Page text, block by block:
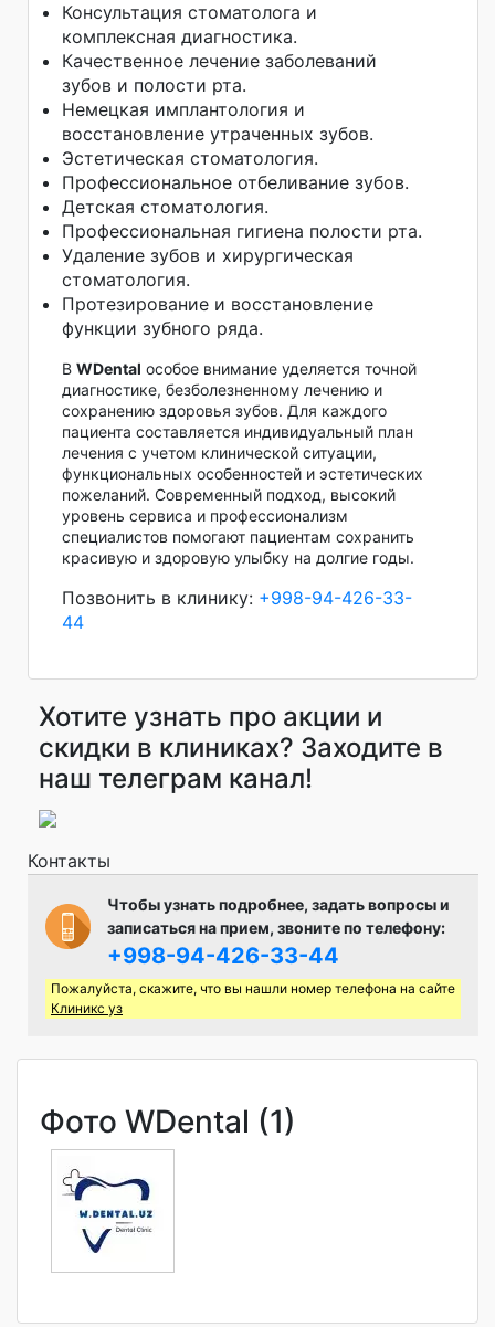
Консультация стоматолога и
комплексная диагностика.
Качественное лечение заболеваний
зубов и полости рта.
Немецкая имплантология и
восстановление утраченных зубов.
Эстетическая стоматология.
Профессиональное отбеливание зубов.
Детская стоматология.
Профессиональная гигиена полости рта.
Удаление зубов и хирургическая
стоматология.
Протезирование и восстановление
функции зубного ряда.
В WDental особое внимание уделяется точной
диагностике, безболезненному лечению и
сохранению здоровья зубов. Для каждого
пациента составляется индивидуальный план
лечения с учетом клинической ситуации,
функциональных особенностей и эстетических
пожеланий. Современный подход, высокий
уровень сервиса и профессионализм
специалистов помогают пациентам сохранить
красивую и здоровую улыбку на долгие годы.
Позвонить в клинику: +998-94-426-33-
44
Хотите узнать про акции и
скидки в клиниках? Заходите в
наш телеграм канал!
Контакты
Чтобы узнать подробнее, задать вопросы и
записаться на прием, звоните по телефону:
+998-94-426-33-44
Пожалуйста, скажите, что вы нашли номер телефона на сайте
Клиникс уз
Фото WDental (1)